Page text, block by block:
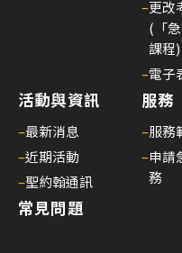
–更改
(「急
課程)
–電子
活動與資訊
–最新消息
–近期活動
–聖約翰通訊
服務
–服務
–申請
務
常見問題